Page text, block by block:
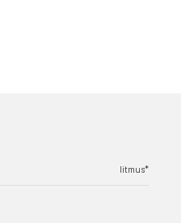
litmus*